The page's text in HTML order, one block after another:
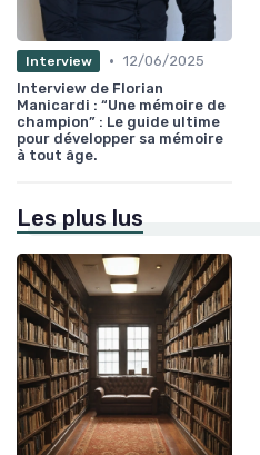
Interview • 12/06/2025
Interview de Florian
Manicardi : “Une mémoire de
champion” : Le guide ultime
pour développer sa mémoire
à tout âge.
Les plus lus